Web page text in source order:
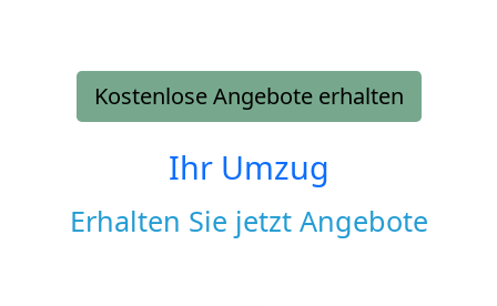
Kostenlose Angebote erhalten
Ihr Umzug
Erhalten Sie jetzt Angebote